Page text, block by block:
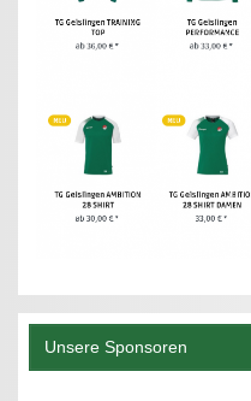
Unsere Sponsoren